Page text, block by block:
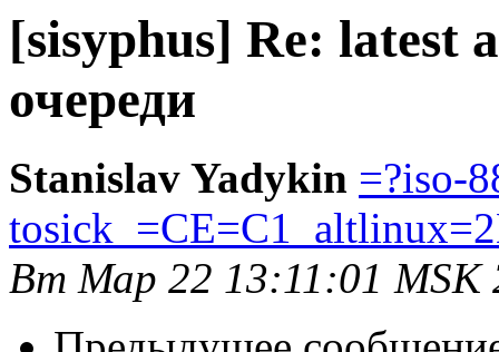
[sisyphus] Re: latest
очереди
Stanislav Yadykin =?iso-
Вт Мар 22 13:11:01 MSK